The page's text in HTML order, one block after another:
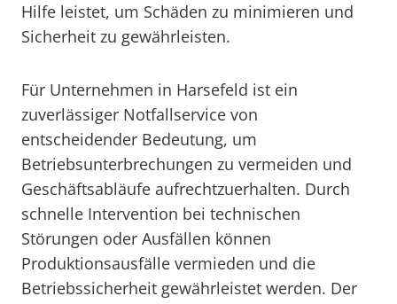
Hilfe leistet, um Schäden zu minimieren und
Sicherheit zu gewährleisten.
Für Unternehmen in Harsefeld ist ein
zuverlässiger Notfallservice von
entscheidender Bedeutung, um
Betriebsunterbrechungen zu vermeiden und
Geschäftsabläufe aufrechtzuerhalten. Durch
schnelle Intervention bei technischen
Störungen oder Ausfällen können
Produktionsausfälle vermieden und die
Betriebssicherheit gewährleistet werden. Der